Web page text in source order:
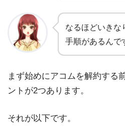
なるほどいきな
手順があるんで
まず始めにアコムを解約する
ントが2つあります。
それが以下です。